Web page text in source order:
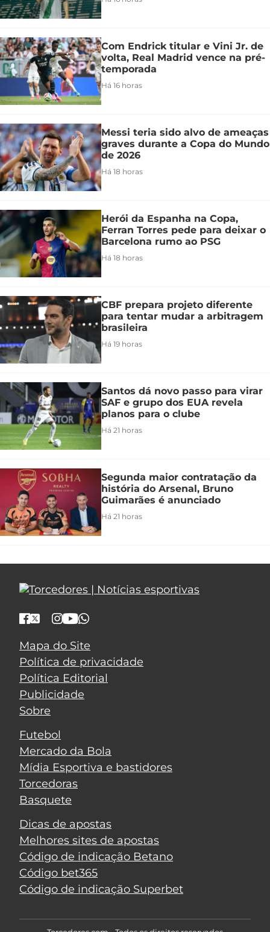
Com Endrick titular e Vini Jr. de
volta, Real Madrid vence na pré-
temporada
Há 16 horas
Messi teria sido alvo de ameaças
graves durante a Copa do Mundo
de 2026
Há 18 horas
Herói da Espanha na Copa,
Ferran Torres pede para deixar o
Barcelona rumo ao PSG
Há 18 horas
CBF prepara projeto diferente
para tentar mudar a arbitragem
brasileira
Há 19 horas
Santos dá novo passo para virar
SAF e grupo dos EUA revela
planos para o clube
Há 21 horas
Segunda maior contratação da
história do Arsenal, Bruno
Guimarães é anunciado
Há 21 horas
Mapa do Site
Política de privacidade
Política Editorial
Publicidade
Sobre
Futebol
Mercado da Bola
Mídia Esportiva e bastidores
Torcedoras
Basquete
Dicas de apostas
Melhores sites de apostas
Código de indicação Betano
Código bet365
Código de indicação Superbet